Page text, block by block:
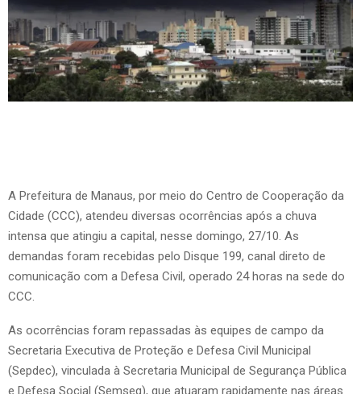
A Prefeitura de Manaus, por meio do Centro de Cooperação da
Cidade (CCC), atendeu diversas ocorrências após a chuva
intensa que atingiu a capital, nesse domingo, 27/10. As
demandas foram recebidas pelo Disque 199, canal direto de
comunicação com a Defesa Civil, operado 24 horas na sede do
CCC.
As ocorrências foram repassadas às equipes de campo da
Secretaria Executiva de Proteção e Defesa Civil Municipal
(Sepdec), vinculada à Secretaria Municipal de Segurança Pública
e Defesa Social (Semseg), que atuaram rapidamente nas áreas